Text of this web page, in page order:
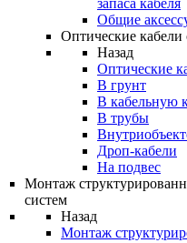
запаса кабеля
Общие
Оптические кабели
Назад
Оптические
В грунт
В кабельную
В трубы
Дроп-кабели
На подвес
Монтаж
систем
Назад
Монтаж